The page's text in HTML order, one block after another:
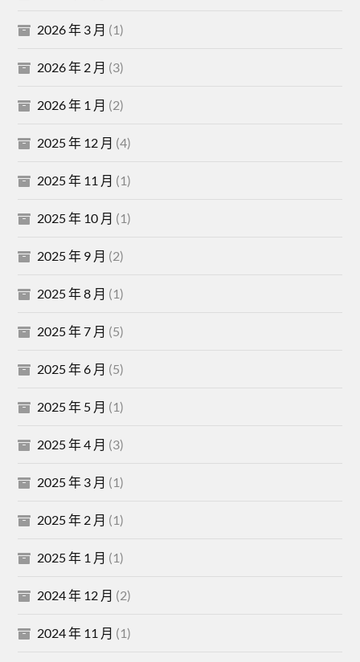
2026 年 3 月 (1)
2026 年 2 月 (3)
2026 年 1 月 (2)
2025 年 12 月 (4)
2025 年 11 月 (1)
2025 年 10 月 (1)
2025 年 9 月 (2)
2025 年 8 月 (1)
2025 年 7 月 (5)
2025 年 6 月 (5)
2025 年 5 月 (1)
2025 年 4 月 (3)
2025 年 3 月 (1)
2025 年 2 月 (1)
2025 年 1 月 (1)
2024 年 12 月 (2)
2024 年 11 月 (1)